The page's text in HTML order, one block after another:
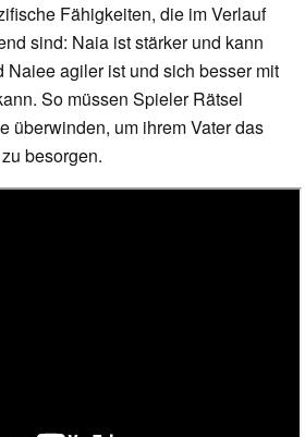
Fähigkeiten, die im Verlauf
sind: Naia ist stärker und kann
Naiee agiler ist und sich besser mit
So müssen Spieler Rätsel
überwinden, um ihrem Vater das
besorgen.